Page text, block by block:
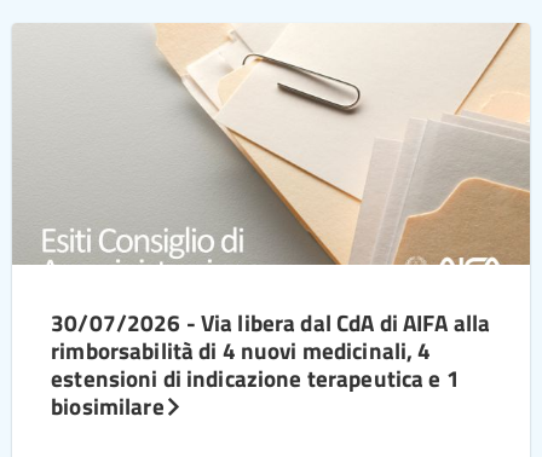
30/07/2026 - Via libera dal CdA di AIFA alla
rimborsabilità di 4 nuovi medicinali, 4
estensioni di indicazione terapeutica e 1
biosimilare